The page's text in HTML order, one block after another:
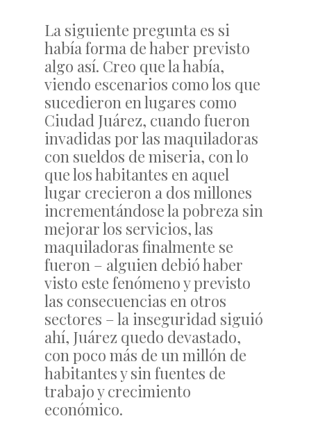
La siguiente pregunta es si
había forma de haber previsto
algo así. Creo que la había,
viendo escenarios como los que
sucedieron en lugares como
Ciudad Juárez, cuando fueron
invadidas por las maquiladoras
con sueldos de miseria, con lo
que los habitantes en aquel
lugar crecieron a dos millones
incrementándose la pobreza sin
mejorar los servicios, las
maquiladoras finalmente se
fueron – alguien debió haber
visto este fenómeno y previsto
las consecuencias en otros
sectores – la inseguridad siguió
ahí, Juárez quedo devastado,
con poco más de un millón de
habitantes y sin fuentes de
trabajo y crecimiento
económico.